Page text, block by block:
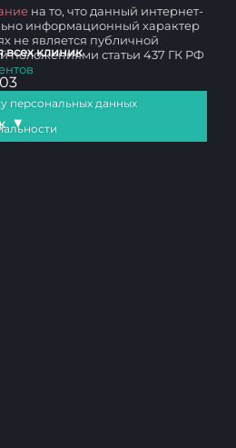
клиник
▼
на то, что данный интернет-
информационный характер
не является публичной
положениями статьи 437 ГК РФ
персональных данных